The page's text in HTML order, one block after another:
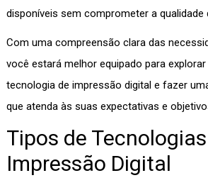
disponíveis sem comprometer a qualidade
Com uma compreensão clara das
você estará melhor equipado para
tecnologia de impressão digital e fazer
que atenda às suas expectativas e
Tipos de
Impressão Digital